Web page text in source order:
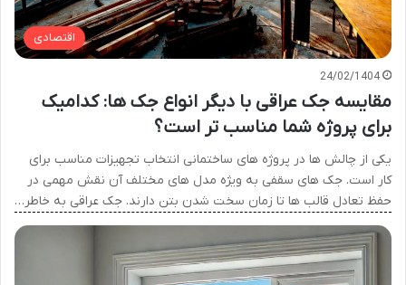
اقتصادی
24/02/1404
مقایسه جک عراقی با دیگر انواع جک ها: کدامیک
برای پروژه شما مناسب تر است؟
یکی از چالش ها در پروژه های ساختمانی انتخاب تجهیزات مناسب برای
کار است. جک های سقفی به ویژه مدل های مختلف آن نقش مهمی در
حفظ تعادل قالب ها تا زمان سخت شدن بتن دارند. جک عراقی به خاطر…